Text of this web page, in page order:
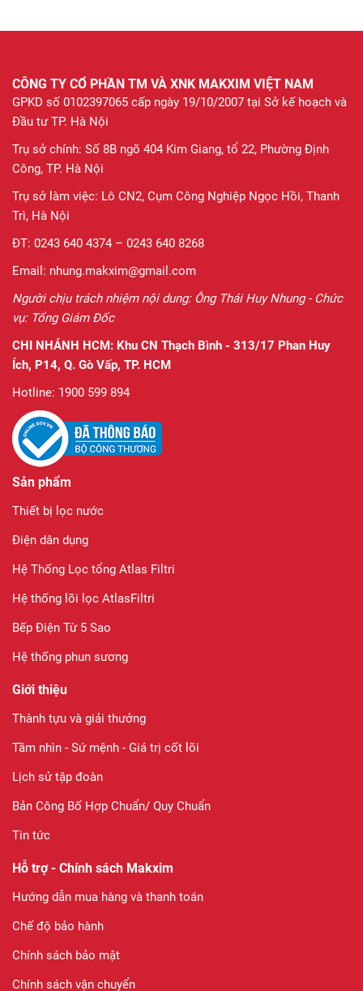
CÔNG TY CỔ PHẦN TM VÀ XNK MAKXIM VIỆT NAM
GPKD số 0102397065 cấp ngày 19/10/2007 tại Sở kế hoạch và
Đầu tư TP. Hà Nội
Trụ sở chính: Số 8B ngõ 404 Kim Giang, tổ 22, Phường Định
Công, TP. Hà Nội
Trụ sở làm việc: Lô CN2, Cụm Công Nghiệp Ngọc Hồi, Thanh
Trì, Hà Nội
ĐT: 0243 640 4374 – 0243 640 8268
Email: nhung.makxim@gmail.com
Người chịu trách nhiệm nội dung: Ông Thái Huy Nhung - Chức
vụ: Tổng Giám Đốc
CHI NHÁNH HCM: Khu CN Thạch Bình - 313/17 Phan Huy
Ích, P14, Q. Gò Vấp, TP. HCM
Hotline: 1900 599 894
Sản phẩm
Thiết bị lọc nước
Điện dân dụng
Hệ Thống Lọc tổng Atlas Filtri
Hệ thống lõi lọc AtlasFiltri
Bếp Điện Từ 5 Sao
Hệ thống phun sương
Giới thiệu
Thành tựu và giải thưởng
Tầm nhìn - Sứ mệnh - Giá trị cốt lõi
Lịch sử tập đoàn
Bản Công Bố Hợp Chuẩn/ Quy Chuẩn
Tin tức
Hỗ trợ - Chính sách Makxim
Hướng dẫn mua hàng và thanh toán
Chế độ bảo hành
Chính sách bảo mật
Chính sách vận chuyển